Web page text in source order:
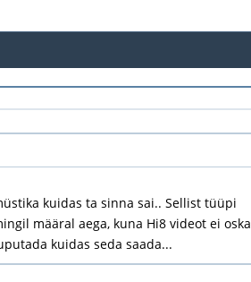
kuidas ta sinna sai.. Sellist tüüpi
määral aega, kuna Hi8 videot ei oska
kuidas seda saada...